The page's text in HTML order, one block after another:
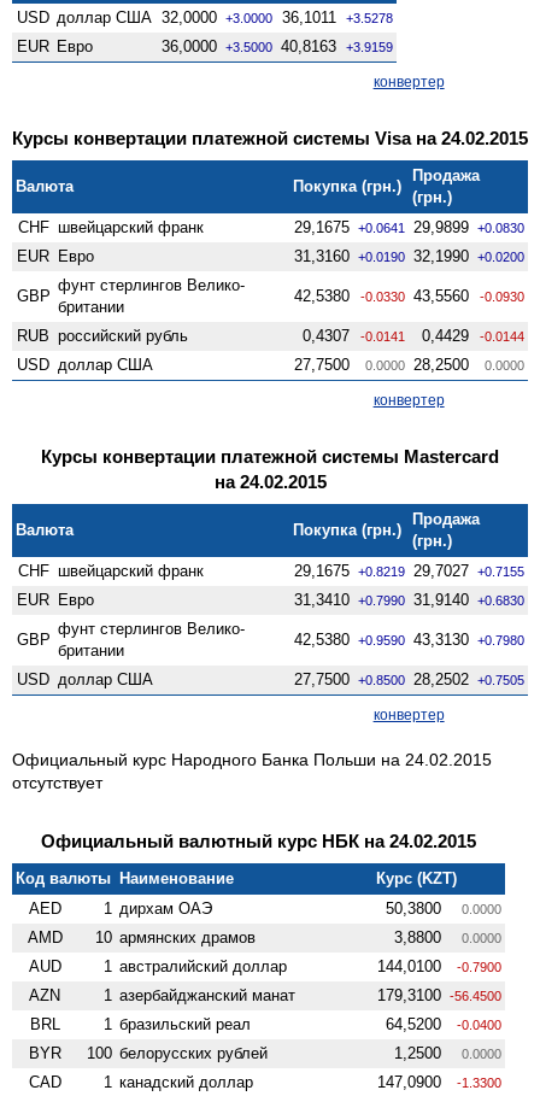
USD доллар США 32,0000 +3.0000 36,1011 +3.5278
EUR Евро 36,0000 +3.5000 40,8163 +3.9159
конвертер
Курсы конвертации платежной системы Visa на 24.02.2015
Валюта Покупка (грн.)
Продажа
(грн.)
CHF швейцарский франк 29,1675 +0.0641 29,9899 +0.0830
EUR Евро 31,3160 +0.0190 32,1990 +0.0200
GBP
фунт стерлингов Велико­
британии
42,5380 -0.0330 43,5560 -0.0930
RUB российский рубль 0,4307 -0.0141 0,4429 -0.0144
USD доллар США 27,7500 0.0000 28,2500 0.0000
конвертер
Курсы конвертации платежной системы Mastercard
на 24.02.2015
Валюта Покупка (грн.)
Продажа
(грн.)
CHF швейцарский франк 29,1675 +0.8219 29,7027 +0.7155
EUR Евро 31,3410 +0.7990 31,9140 +0.6830
GBP
фунт стерлингов Велико­
британии
42,5380 +0.9590 43,3130 +0.7980
USD доллар США 27,7500 +0.8500 28,2502 +0.7505
конвертер
Официальный курс Народного Банка Польши на 24.02.2015
отсутствует
Официальный валютный курс НБК на 24.02.2015
Код валюты Наименование
Курс (KZT)
AED
1 дирхам ОАЭ 50,3800 0.0000
AMD 10 армянских драмов 3,8800 0.0000
AUD 1 австралийский доллар 144,0100 -0.7900
AZN 1 азербайджанский манат 179,3100 -56.4500
BRL 1 бразильский реал 64,5200 -0.0400
BYR 100 белорусских рублей 1,2500 0.0000
CAD 1 канадский доллар 147,0900 -1.3300